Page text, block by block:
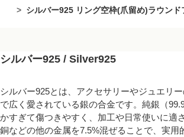
シルバー925 リング空枠(爪留め)ラウンドファセットカット
シルバー925 / Silver925
シルバー925とは、アクセサリーやジュエリ
で広く愛されている銀の合金です。純銀（
かすぎて傷つきやすく、加工や日常使いに適
銅などの他の金属を7.5%混ぜることで、実用